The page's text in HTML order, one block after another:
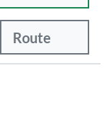
Route